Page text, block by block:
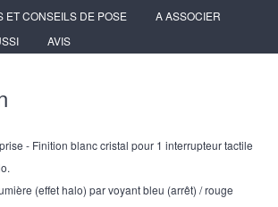
ET CONSEILS DE POSE
A ASSOCIER
AVIS
- Finition blanc cristal pour 1 interrupteur tactile
(effet halo) par voyant bleu (arrêt) / rouge